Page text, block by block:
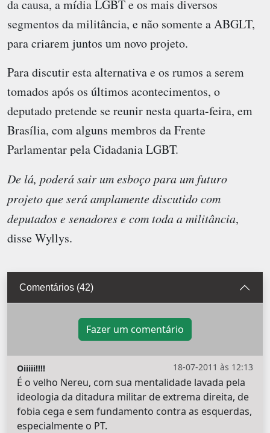
da causa, a mídia LGBT e os mais diversos
segmentos da militância, e não somente a ABGLT,
para criarem juntos um novo projeto.
Para discutir esta alternativa e os rumos a serem
tomados após os últimos acontecimentos, o
deputado pretende se reunir nesta quarta-feira, em
Brasília, com alguns membros da Frente
Parlamentar pela Cidadania LGBT.
De lá, poderá sair um esboço para um futuro
projeto que será amplamente discutido com
deputados e senadores e com toda a militância,
disse Wyllys.
Comentários (42)
Fazer um comentário
18-07-2011 às 12:13
Oiiiii!!!!
É o velho Nereu, com sua mentalidade lavada pela
ideologia da ditadura militar de extrema direita, de
fobia cega e sem fundamento contra as esquerdas,
especialmente o PT.